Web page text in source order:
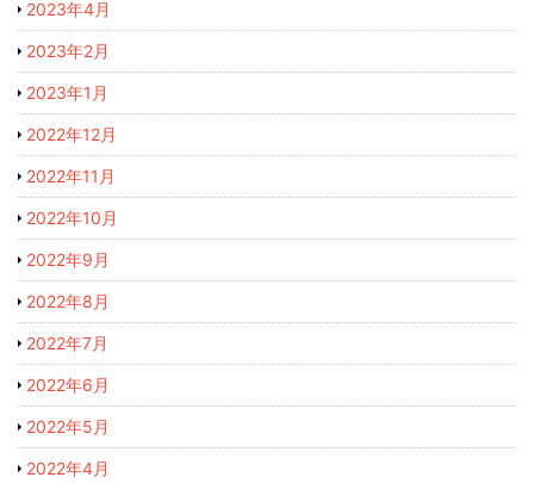
2023年4月
2023年2月
2023年1月
2022年12月
2022年11月
2022年10月
2022年9月
2022年8月
2022年7月
2022年6月
2022年5月
2022年4月